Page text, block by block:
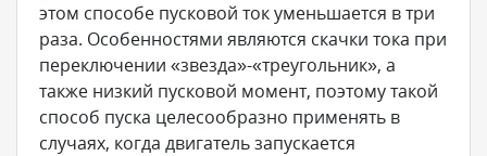
этом способе пусковой ток уменьшается в три
раза. Особенностями являются скачки тока при
переключении «звезда»-«треугольник», а
также низкий пусковой момент, поэтому такой
способ пуска целесообразно применять в
случаях, когда двигатель запускается